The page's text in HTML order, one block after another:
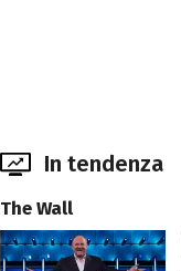
In tendenza
The Wall